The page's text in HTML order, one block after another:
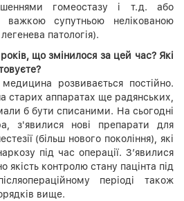
гомеостазу і т.д. або
важкою супутньою нелікованою
патологія).
що змінилося за цей час? Які
медицина розвивається постійно.
старих аппаратах ще радянських,
б бути списаними. На сьогодні
з'явилися нові препарати для
(більш нового покоління), які
під час операції. З’явилися
якість контролю стану пацінта під
періоді також
вище.